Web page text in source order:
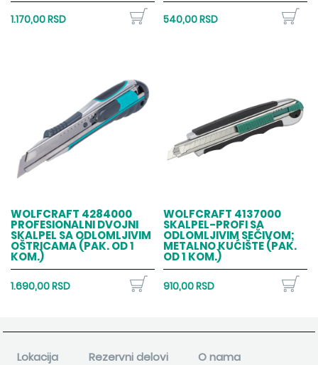
1.170,00 RSD 540,00 RSD
WOLFCRAFT 4284000
PROFESIONALNI DVOJNI
SKALPEL SA ODLOMLJIVIM
OŠTRICAMA (PAK. OD 1
KOM.)
1.690,00 RSD
WOLFCRAFT 4137000
SKALPEL-PROFI SA
ODLOMLJIVIM SEČIVOM;
METALNO KUĆIŠTE (PAK.
OD 1 KOM.)
910,00 RSD
Lokacija Rezervni delovi
O nama